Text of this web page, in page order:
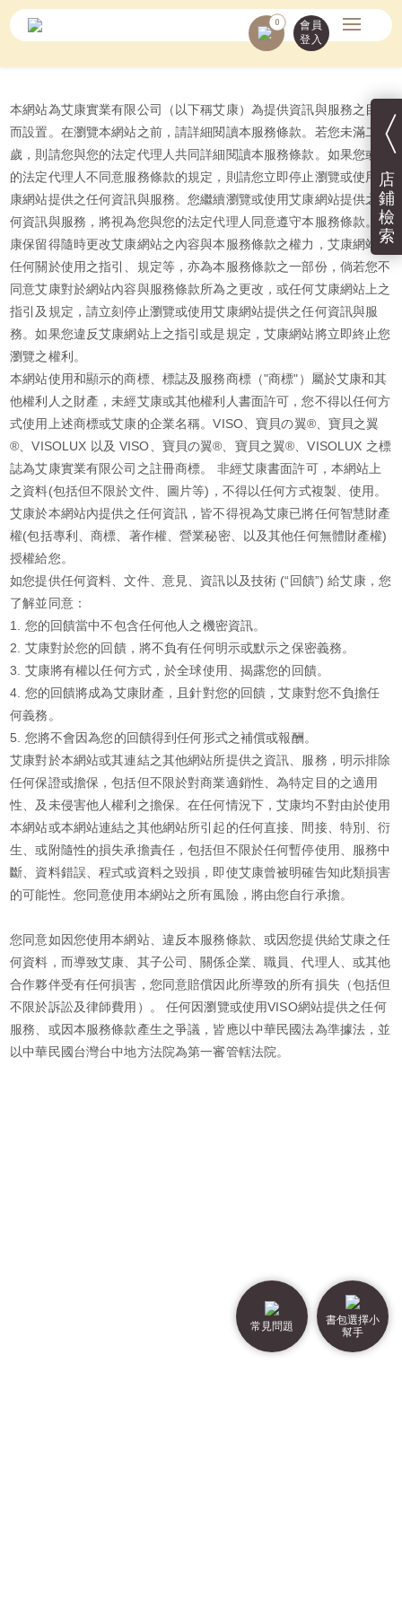
0
會員
登入
〈
店
鋪
檢
索
常見問題
書包選擇小
幫手
本網站為艾康實業有限公司（以下稱艾康）為提供資訊與服務之目的
而設置。在瀏覽本網站之前，請詳細閱讀本服務條款。若您未滿二十
歲，則請您與您的法定代理人共同詳細閱讀本服務條款。如果您或您
的法定代理人不同意服務條款的規定，則請您立即停止瀏覽或使用艾
康網站提供之任何資訊與服務。您繼續瀏覽或使用艾康網站提供之任
何資訊與服務，將視為您與您的法定代理人同意遵守本服務條款。艾
康保留得隨時更改艾康網站之內容與本服務條款之權力，艾康網站上
任何關於使用之指引、規定等，亦為本服務條款之一部份，倘若您不
同意艾康對於網站內容與服務條款所為之更改，或任何艾康網站上之
指引及規定，請立刻停止瀏覽或使用艾康網站提供之任何資訊與服
務。如果您違反艾康網站上之指引或是規定，艾康網站將立即終止您
瀏覽之權利。
本網站使用和顯示的商標、標誌及服務商標（"商標"）屬於艾康和其
他權利人之財產，未經艾康或其他權利人書面許可，您不得以任何方
式使用上述商標或艾康的企業名稱。VISO、寶貝の翼®、寶貝之翼
®、VISOLUX 以及 VISO、寶貝の翼®、寶貝之翼®、VISOLUX 之標
誌為艾康實業有限公司之註冊商標。 非經艾康書面許可，本網站上
之資料(包括但不限於文件、圖片等)，不得以任何方式複製、使用。
艾康於本網站內提供之任何資訊，皆不得視為艾康已將任何智慧財產
權(包括專利、商標、著作權、營業秘密、以及其他任何無體財產權)
授權給您。
如您提供任何資料、文件、意見、資訊以及技術 (“回饋”) 給艾康，您
了解並同意：
1. 您的回饋當中不包含任何他人之機密資訊。
2. 艾康對於您的回饋，將不負有任何明示或默示之保密義務。
3. 艾康將有權以任何方式，於全球使用、揭露您的回饋。
4. 您的回饋將成為艾康財產，且針對您的回饋，艾康對您不負擔任
何義務。
5. 您將不會因為您的回饋得到任何形式之補償或報酬。
艾康對於本網站或其連結之其他網站所提供之資訊、服務，明示排除
任何保證或擔保，包括但不限於對商業適銷性、為特定目的之適用
性、及未侵害他人權利之擔保。在任何情況下，艾康均不對由於使用
本網站或本網站連結之其他網站所引起的任何直接、間接、特別、衍
生、或附隨性的損失承擔責任，包括但不限於任何暫停使用、服務中
斷、資料錯誤、程式或資料之毀損，即使艾康曾被明確告知此類損害
的可能性。您同意使用本網站之所有風險，將由您自行承擔。
您同意如因您使用本網站、違反本服務條款、或因您提供給艾康之任
何資料，而導致艾康、其子公司、關係企業、職員、代理人、或其他
合作夥伴受有任何損害，您同意賠償因此所導致的所有損失（包括但
不限於訴訟及律師費用）。 任何因瀏覽或使用VISO網站提供之任何
服務、或因本服務條款產生之爭議，皆應以中華民國法為準據法，並
以中華民國台灣台中地方法院為第一審管轄法院。